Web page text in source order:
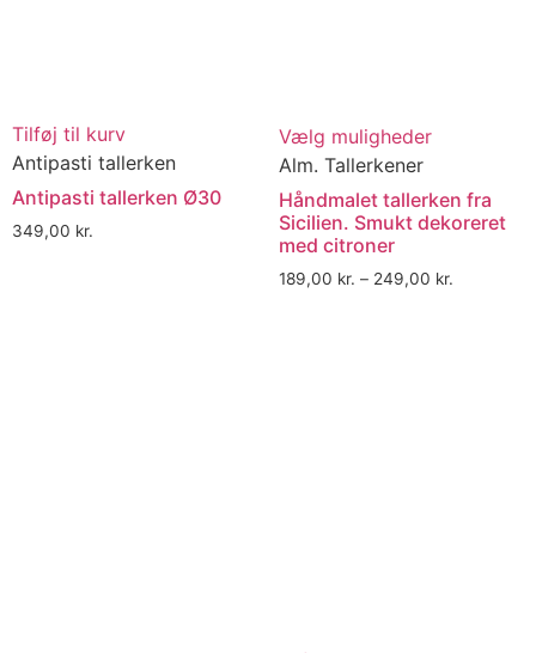
Tilføj til kurv
Antipasti tallerken
Antipasti tallerken Ø30
349,00 kr.
Vælg muligheder
Alm. Tallerkener
Håndmalet tallerken fra
Sicilien. Smukt dekoreret
med citroner
189,00 kr. – 249,00 kr.